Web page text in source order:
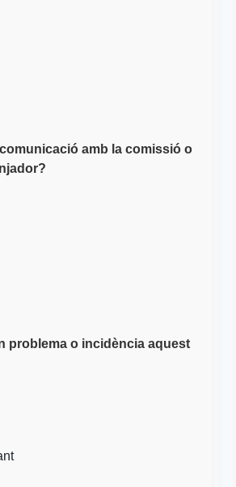
amb la comissió o
problema o incidència aquest